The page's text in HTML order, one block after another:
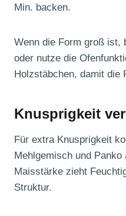
Min. backen.
Wenn die Form groß ist,
oder nutze die
Holzstäbchen, damit die
Knusprigkeit
Für extra Knusprigkeit
Mehlgemisch und
Maisstärke zieht
Struktur.